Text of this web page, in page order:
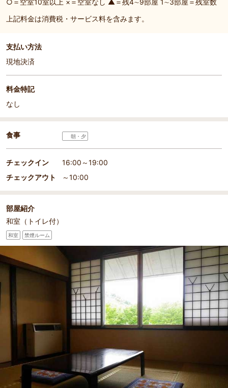
○＝空室10室以上 ×＝空室なし ▲＝残4∼9部屋 1∼3部屋＝残室数
上記料金は消費税・サービス料を含みます。
支払い方法
現地決済
料金特記
なし
食事 朝・夕
チェックイン
16:00～19:00
チェックアウト
～10:00
部屋紹介
和室（トイレ付）
和室 禁煙ルーム